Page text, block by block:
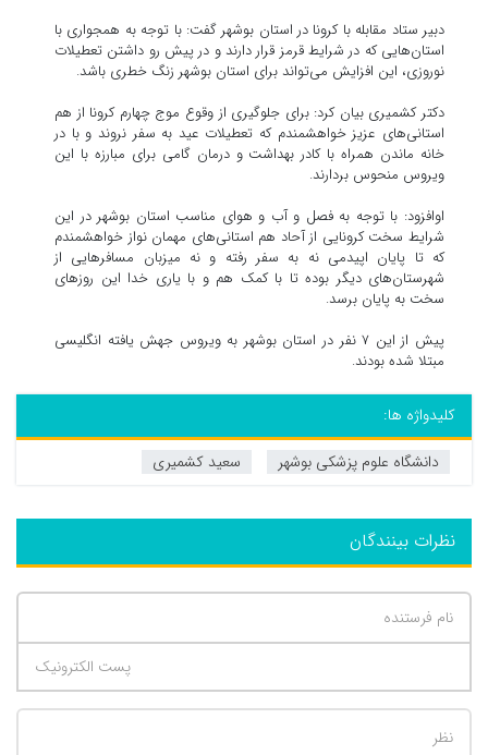
دبیر ستاد مقابله با کرونا در استان بوشهر گفت: با توجه به همجواری با
استان‌هایی که در شرایط قرمز قرار دارند و در پیش رو داشتن تعطیلات
نوروزی، این افزایش می‌تواند برای استان بوشهر زنگ خطری باشد.
دکتر کشمیری بیان کرد: برای جلوگیری از وقوع موج چهارم کرونا از هم
استانی‌های عزیز خواهشمندم که تعطیلات عید به سفر نروند و با در
خانه ماندن همراه با کادر بهداشت و درمان گامی برای مبارزه با این
ویروس منحوس بردارند.
اوافزود: با توجه به فصل و آب و هوای مناسب استان بوشهر در این
شرایط سخت کرونایی از آحاد هم استانی‌های مهمان نواز خواهشمندم
که تا پایان اپیدمی نه به سفر رفته و نه میزبان مسافر‌هایی از
شهرستان‌های دیگر بوده تا با کمک هم و با یاری خدا این روز‌های
سخت به پایان برسد.
پیش از این ۷ نفر در استان بوشهر به ویروس جهش یافته انگلیسی
مبتلا شده بودند.
کلیدواژه ها:
دانشگاه علوم پزشکی بوشهر
سعید کشمیری
نظرات بینندگان